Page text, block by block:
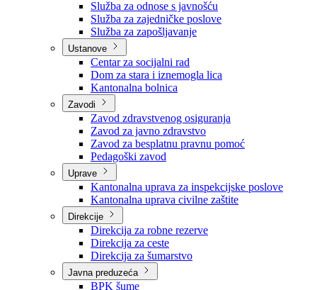
Službe
Služba za odnose s javnošću
Služba za zajedničke poslove
Služba za zapošljavanje
Ustanove
Centar za socijalni rad
Dom za stara i iznemogla lica
Kantonalna bolnica
Zavodi
Zavod zdravstvenog osiguranja
Zavod za javno zdravstvo
Zavod za besplatnu pravnu pomoć
Pedagoški zavod
Uprave
Kantonalna uprava za inspekcijske poslove
Kantonalna uprava civilne zaštite
Direkcije
Direkcija za robne rezerve
Direkcija za ceste